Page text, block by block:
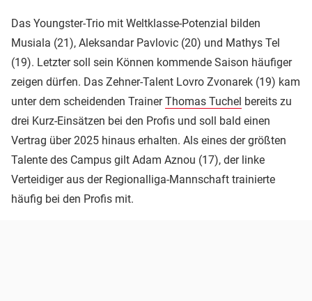
Das Youngster-Trio mit Weltklasse-Potenzial bilden
Musiala (21), Aleksandar Pavlovic (20) und Mathys Tel
(19). Letzter soll sein Können kommende Saison häufiger
zeigen dürfen. Das Zehner-Talent Lovro Zvonarek (19) kam
unter dem scheidenden TrainerThomas Tuchel bereits zu
drei Kurz-Einsätzen bei den Profis und soll bald einen
Vertrag über 2025 hinaus erhalten. Als eines der größten
Talente des Campus gilt Adam Aznou (17), der linke
Verteidiger aus der Regionalliga-Mannschaft trainierte
häufig bei den Profis mit.